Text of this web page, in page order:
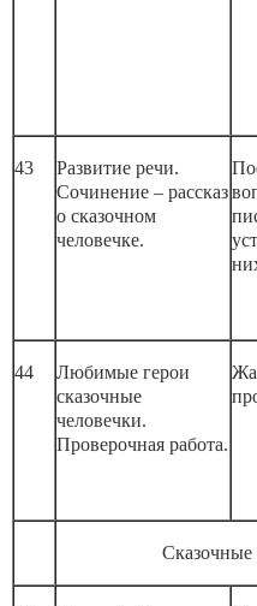
43
Развитие речи.
Сочинение – рассказ
о сказочном
человечке.
44
Любимые герои
сказочные
человечки.
Проверочная работа.
Сказочные